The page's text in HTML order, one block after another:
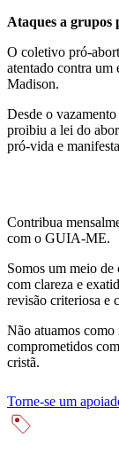
Ataques a grupos
O coletivo pró-
atentado contra
Madison.
Desde o
proibiu a lei do
pró-vida e
Contribua
com o GUIA-ME.
Somos um meio
com clareza e
revisão criteriosa e
Não atuamos
comprometidos
cristã.
Torne-se um